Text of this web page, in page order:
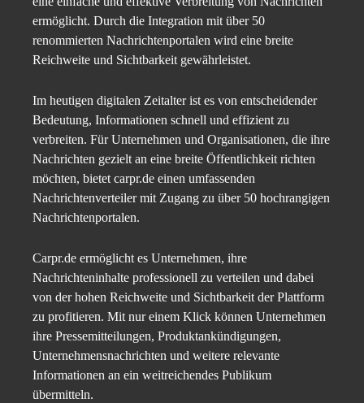
ermöglicht. Durch die Integration mit über 50
renommierten Nachrichtenportalen wird eine breite
Reichweite und Sichtbarkeit gewährleistet.
Im heutigen digitalen Zeitalter ist es von entscheidender
Bedeutung, Informationen schnell und effizient zu
verbreiten. Für Unternehmen und Organisationen, die ihre
Nachrichten gezielt an eine breite Öffentlichkeit richten
möchten, bietet carpr.de einen umfassenden
Nachrichtenverteiler mit Zugang zu über 50 hochrangigen
Nachrichtenportalen.
Carpr.de ermöglicht es Unternehmen, ihre
Nachrichteninhalte professionell zu verteilen und dabei
von der hohen Reichweite und Sichtbarkeit der Plattform
zu profitieren. Mit nur einem Klick können Unternehmen
ihre Pressemitteilungen, Produktankündigungen,
Unternehmensnachrichten und weitere relevante
Informationen an ein weitreichendes Publikum
übermitteln.